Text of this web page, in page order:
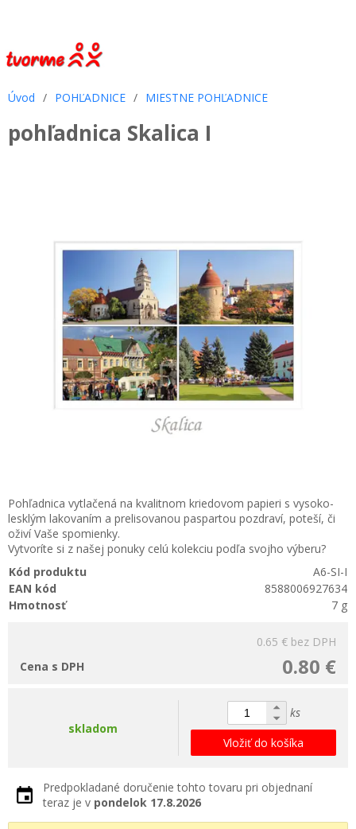
Úvod / POHĽADNICE / MIESTNE POHĽADNICE
pohľadnica Skalica I
Pohľadnica vytlačená na kvalitnom kriedovom papieri s vysoko-
lesklým lakovaním a prelisovanou paspartou pozdraví, poteší, či
oživí Vaše spomienky.
Vytvoríte si z našej ponuky celú kolekciu podľa svojho výberu?
Kód produktu
A6-SI-I
EAN kód
8588006927634
Hmotnosť
7 g
0.65 € bez DPH
0.80 €
Cena s DPH
skladom
ks
Vložiť do košíka
Predpokladané doručenie tohto tovaru pri objednaní
teraz je v pondelok 17.8.2026